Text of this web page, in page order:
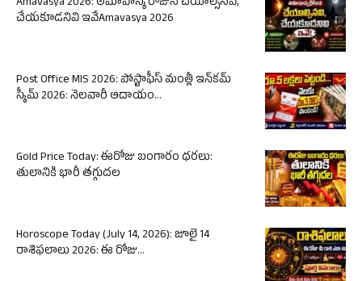
చేయకూడనివి ఇవేAmavasya 2026
Post Office MIS 2026: పోస్టాఫీస్ మంత్లీ ఇన్‌కమ్
స్కీమ్ 2026: నెలవారీ ఆదాయం...
Gold Price Today: ఈరోజు బంగారం ధరలు:
తులానికి భారీ తగ్గుదల
Horoscope Today (July 14, 2026): జూలై 14
రాశిఫలాలు 2026: ఈ రోజు...